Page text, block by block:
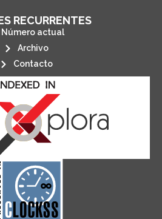
RECURRENTES
Número actual
Archivo
Contacto
is a dak archive that
the long-term survival
of web-based scholary
governed by and for
its stakeholders.